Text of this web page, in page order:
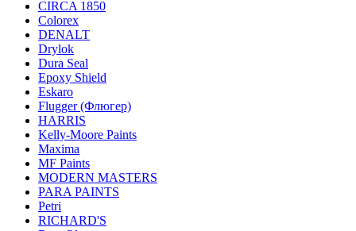
CIRCA 1850
Colorex
DENALT
Drylok
Dura Seal
Epoxy Shield
Eskaro
Flugger (Флюгер)
HARRIS
Kelly-Moore Paints
Maxima
MF Paints
MODERN MASTERS
PARA PAINTS
Petri
RICHARD'S